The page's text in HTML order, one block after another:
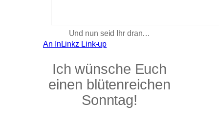
Und nun seid Ihr dran…
An InLinkz Link-up
Ich wünsche Euch
einen blütenreichen
Sonntag!